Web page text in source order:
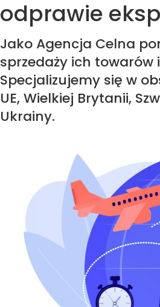
odprawie
Jako Agencja Celna
sprzedaży ich
Specjalizujemy się w
UE, Wielkiej Brytanii,
Ukrainy.